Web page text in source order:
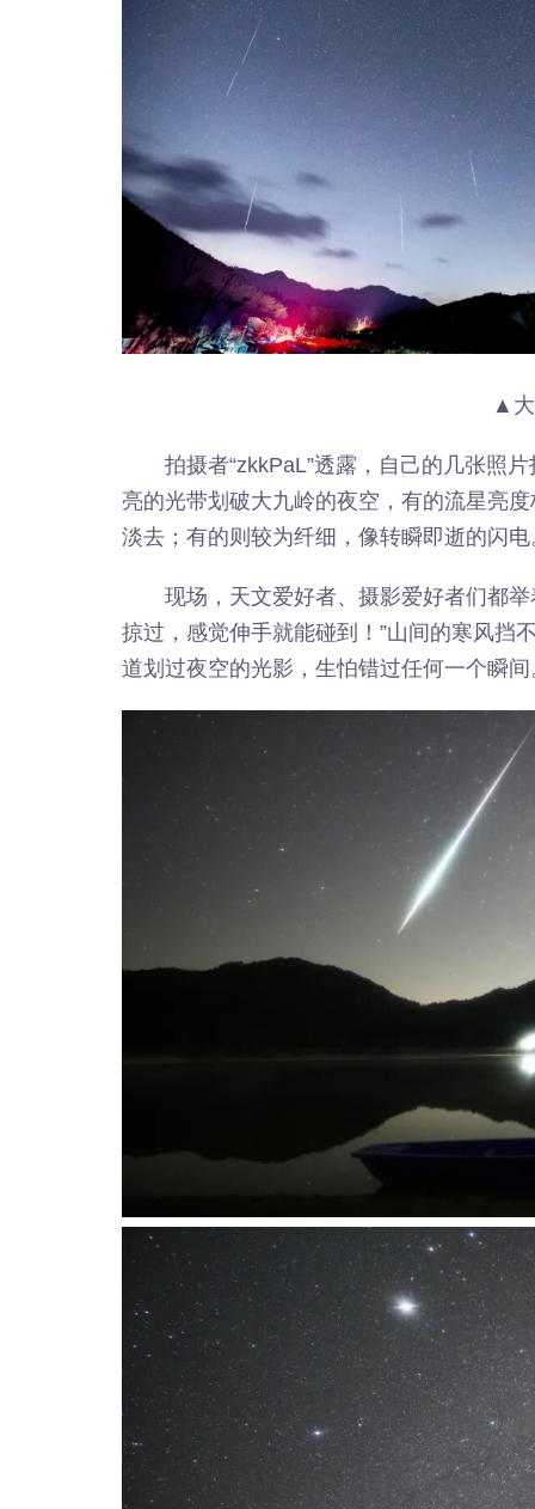
▲
拍摄者“zkkPaL”透露，自己的几张照
亮的光带划破大九岭的夜空，有的流星亮
淡去；有的则较为纤细，像转瞬即逝的闪电
现场，天文爱好者、摄影爱好者们都
掠过，感觉伸手就能碰到！”山间的寒风挡
道划过夜空的光影，生怕错过任何一个瞬间